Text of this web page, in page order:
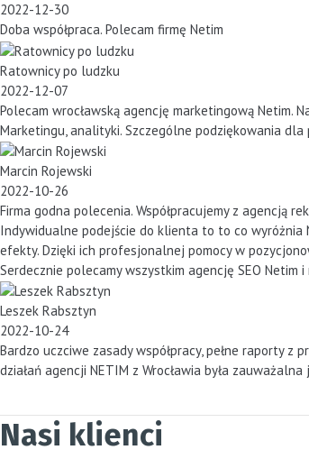
2022-12-30
Doba współpraca. Polecam firmę Netim
Ratownicy po ludzku
2022-12-07
Polecam wrocławską agencję marketingową Netim.
Marketingu, analityki. Szczególne podziękowania dla
Marcin Rojewski
2022-10-26
Firma godna polecenia. Współpracujemy z agencją
Indywidualne podejście do klienta to to co wyróżnia
efekty. Dzięki ich profesjonalnej pomocy w
Serdecznie polecamy wszystkim agencję SEO Netim
Leszek Rabsztyn
2022-10-24
Bardzo uczciwe zasady współpracy, pełne raporty z
działań agencji NETIM z Wrocławia była
Nasi klienci